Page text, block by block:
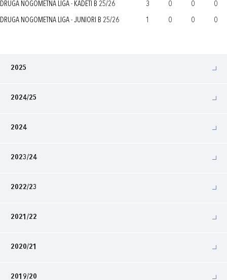
DRUGA NOGOMETNA LIGA - KADETI B 25/26 3 0 0 0
DRUGA NOGOMETNA LIGA - JUNIORI B 25/26 1 0 0 0
2025
2024/25
2024
2023/24
2022/23
2021/22
2020/21
2019/20